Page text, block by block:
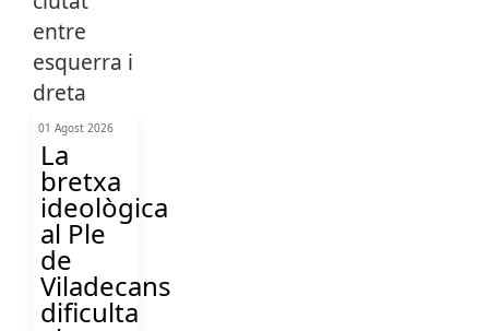
01 Agost 2026
La
bretxa
ideològica
al Ple
de
Viladecans
dificulta